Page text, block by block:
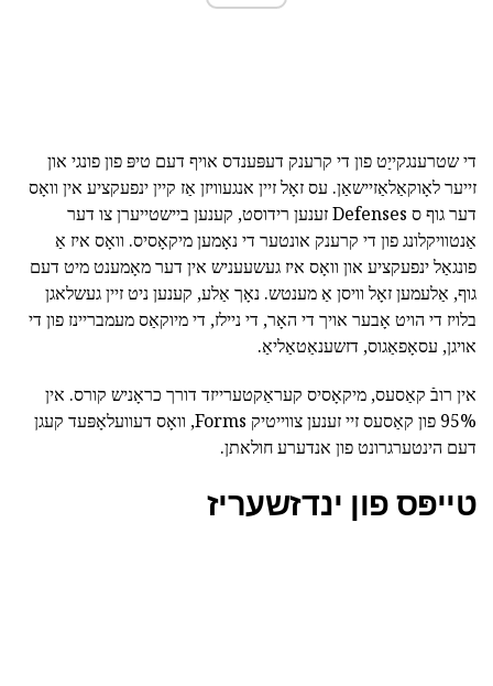
די שטרענגקייַט פון די קרענק דעפּענדס אויף דעם טיפּ פון פונגי און
זייער לאָוקאַלאַזיישאַן. עס זאָל זיין אנגעוויזן אַז קיין ינפעקציע אין וואָס
דער גוף ס Defenses זענען רידוסט, קענען ביישטייערן צו דער
אַנטוויקלונג פון די קרענק אונטער די נאָמען מיקאָסיס. וואָס איז אַ
פונגאַל ינפעקציע און וואָס איז געשעעניש אין דער מאָמענט מיט דעם
גוף, אַלעמען זאָל וויסן אַ מענטש. נאָך אַלע, קענען ניט זיין געשלאגן
בלויז די הויט אָבער אויך די האָר, די ניילז, די מיוקאַס מעמבריינז פון די
אויגן, עסאָפאַגוס, דזשענאַטאַליאַ.
אין רובֿ קאַסעס, מיקאָסיס קעראַקטערייזד דורך כראָניש קורס. אין
95% פון קאַסעס זיי זענען צווייטיק Forms, וואָס דעוועלאָפּעד קעגן
דעם הינטערגרונט פון אנדערע חולאתן.
טייפּס פון ינדזשעריז